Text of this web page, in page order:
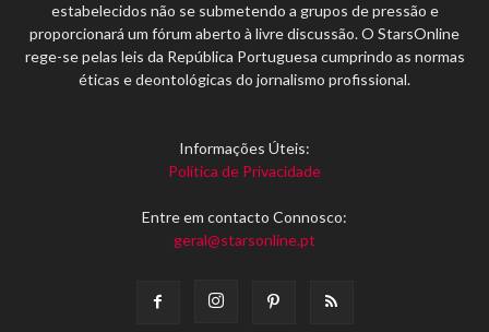
estabelecidos não se submetendo a grupos de pressão e
proporcionará um fórum aberto à livre discussão. O StarsOnline
rege-se pelas leis da República Portuguesa cumprindo as normas
éticas e deontológicas do jornalismo profissional.
Informações Úteis:
Política de Privacidade
Entre em contacto Connosco:
geral@starsonline.pt